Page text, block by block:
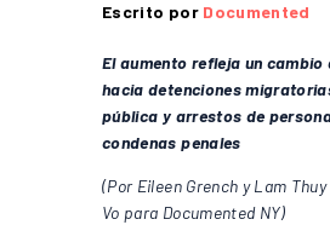
Escrito por Documented
El aumento refleja un
hacia detenciones
pública y arrestos de
condenas penales
(Por Eileen Grench y Lam Thuy
Vo para Documented NY)